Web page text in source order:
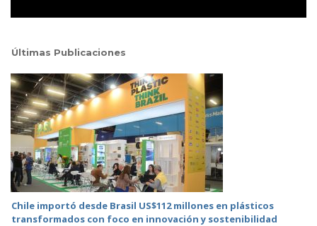
Últimas Publicaciones
Chile importó desde Brasil US$112 millones en plásticos
transformados con foco en innovación y sostenibilidad